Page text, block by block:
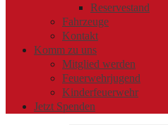
Reservestand
Fahrzeuge
Kontakt
Komm zu uns
Mitglied werden
Feuerwehrjugend
Kinderfeuerwehr
Jetzt Spenden